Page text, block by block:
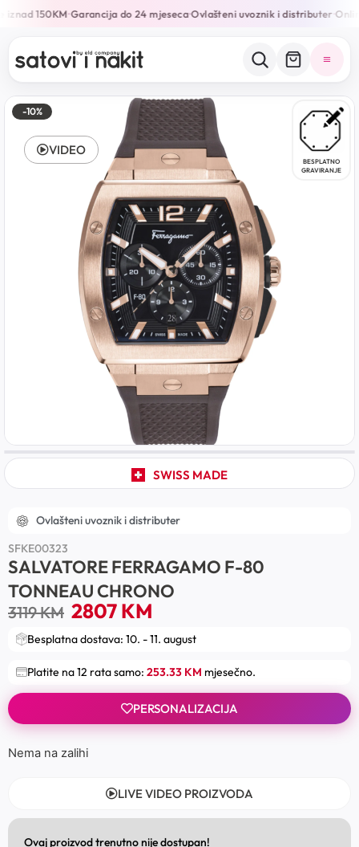
150KM•Garancija do 24 mjeseca•Ovlašteni uvoznik i distributer•
-10%
BESPLATNO
GRAVIRANJE
SWISS MADE
VIDEO
Ovlašteni uvoznik i distributer
SFKE00323
SALVATORE FERRAGAMO F-80
TONNEAU CHRONO
3119KM 2807KM
Besplatna dostava: 10. - 11. august
Platite na 12 rata samo: 253.33 KM mjesečno.
PERSONALIZACIJA
Nema na zalihi
LIVE VIDEO PROIZVODA
Ovaj proizvod trenutno nije dostupan!